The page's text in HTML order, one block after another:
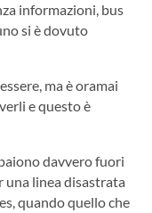
informazioni, bus
si è dovuto
ma è oramai
e questo è
davvero fuori
una linea disastrata
quando quello che